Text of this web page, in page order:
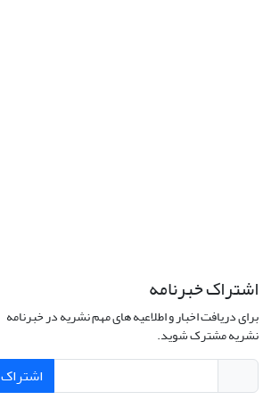
اشتراک خبرنامه
برای دریافت اخبار و اطلاعیه های مهم نشریه در خبرنامه
نشریه مشترک شوید.
اشتراک